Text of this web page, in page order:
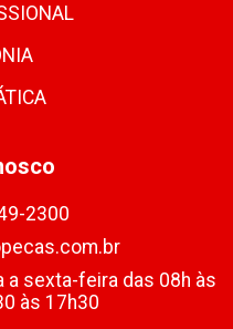
2300
a sexta-feira das 08h às
às 17h30